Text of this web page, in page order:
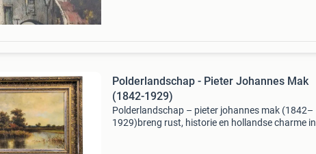
Polderlandschap - Pieter Johannes Mak
(1842-1929)
Polderlandschap – pieter johannes mak (1842–
1929)breng rust, historie en hollandse charme in